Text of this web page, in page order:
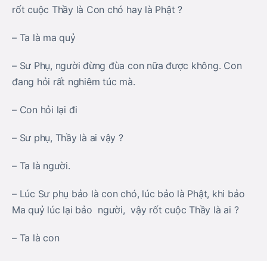
rốt cuộc Thầy là Con chó hay là Phật ?
– Ta là ma quỷ
– Sư Phụ, người đừng đùa con nữa được không. Con
đang hỏi rất nghiêm túc mà.
– Con hỏi lại đi
– Sư phụ, Thầy là ai vậy ?
– Ta là người.
– Lúc Sư phụ bảo là con chó, lúc bảo là Phật, khi bảo
Ma quỷ lúc lại bảo người, vậy rốt cuộc Thầy là ai ?
– Ta là con